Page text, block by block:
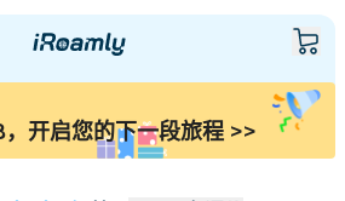
开启您的下一段旅程 >>